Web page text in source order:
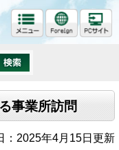
事業所訪問
2025年4月15日更新